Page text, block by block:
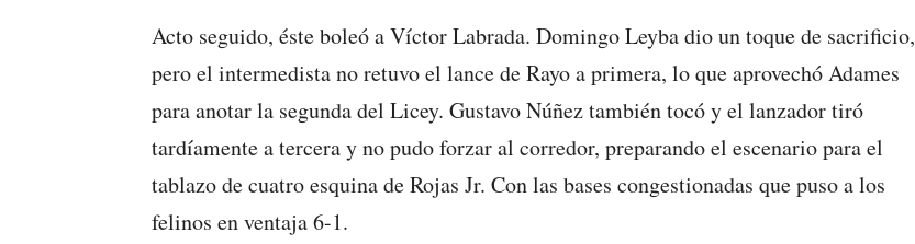
Acto seguido, éste boleó a Víctor Labrada. Domingo Leyba dio un toque de sacrificio,
pero el intermedista no retuvo el lance de Rayo a primera, lo que aprovechó Adames
para anotar la segunda del Licey. Gustavo Núñez también tocó y el lanzador tiró
tardíamente a tercera y no pudo forzar al corredor, preparando el escenario para el
tablazo de cuatro esquina de Rojas Jr. Con las bases congestionadas que puso a los
felinos en ventaja 6-1.